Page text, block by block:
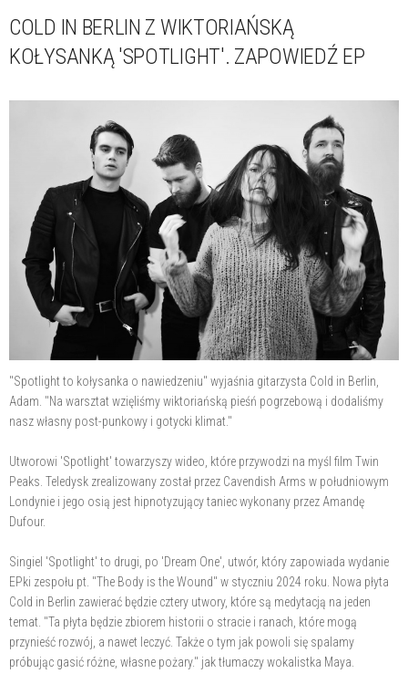
COLD IN BERLIN Z WIKTORIAŃSKĄ
KOŁYSANKĄ 'SPOTLIGHT'. ZAPOWIEDŹ EP
"Spotlight to kołysanka o nawiedzeniu" wyjaśnia gitarzysta Cold in Berlin,
Adam. "Na warsztat wzięliśmy wiktoriańską pieśń pogrzebową i dodaliśmy
nasz własny post-punkowy i gotycki klimat."
Utworowi 'Spotlight' towarzyszy wideo, które przywodzi na myśl film Twin
Peaks. Teledysk zrealizowany został przez Cavendish Arms w południowym
Londynie i jego osią jest hipnotyzujący taniec wykonany przez Amandę
Dufour.
Singiel 'Spotlight' to drugi, po 'Dream One', utwór, który zapowiada wydanie
EPki zespołu pt. "The Body is the Wound" w styczniu 2024 roku. Nowa płyta
Cold in Berlin zawierać będzie cztery utwory, które są medytacją na jeden
temat. "Ta płyta będzie zbiorem historii o stracie i ranach, które mogą
przynieść rozwój, a nawet leczyć. Także o tym jak powoli się spalamy
próbując gasić różne, własne pożary." jak tłumaczy wokalistka Maya.